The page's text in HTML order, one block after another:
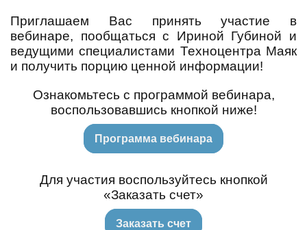
Приглашаем Вас принять участие в
вебинаре, пообщаться с Ириной Губиной и
ведущими специалистами Техноцентра Маяк
и получить порцию ценной информации!
Ознакомьтесь с программой вебинара,
воспользовавшись кнопкой ниже!
Программа вебинара
Для участия воспользуйтесь кнопкой
«Заказать счет»
Заказать счет